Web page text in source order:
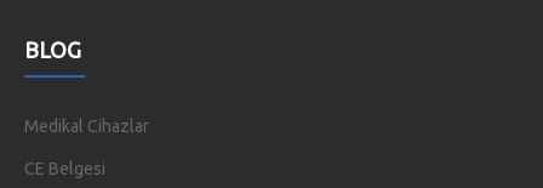
BLOG
Medikal Cihazlar
CE Belgesi